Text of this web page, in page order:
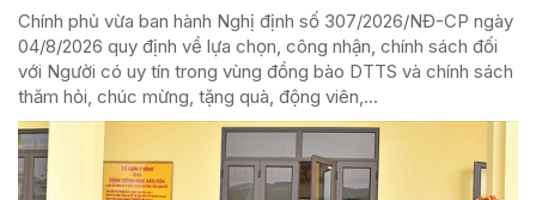
Chính phủ vừa ban hành Nghị định số 307/2026/NĐ-CP ngày
04/8/2026 quy định về lựa chọn, công nhận, chính sách đối
với Người có uy tín trong vùng đồng bào DTTS và chính sách
thăm hỏi, chúc mừng, tặng quà, động viên,...